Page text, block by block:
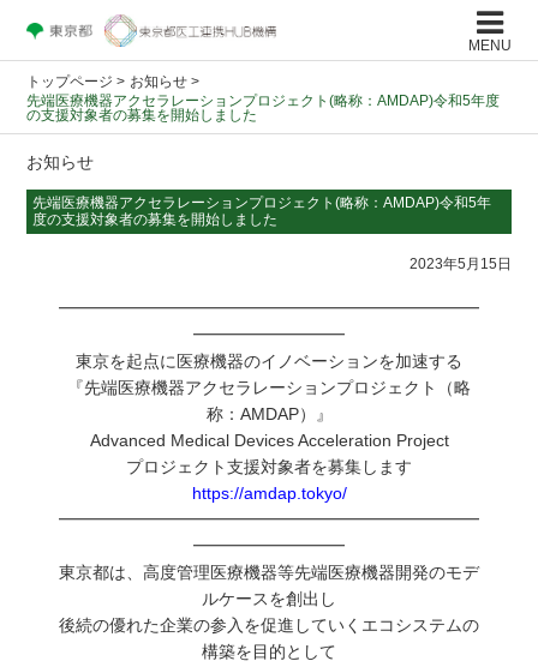
MENU
トップページ > お知らせ >
先端医療機器アクセラレーションプロジェクト(略称：AMDAP)令和5年度
の支援対象者の募集を開始しました
お知らせ
先端医療機器アクセラレーションプロジェクト(略称：AMDAP)令和5年
度の支援対象者の募集を開始しました
2023年5月15日
━━━━━━━━━━━━━━━━━━━━━━━━━
━━━━━━━━━
東京を起点に医療機器のイノベーションを加速する
『先端医療機器アクセラレーションプロジェクト（略
称：AMDAP）』
Advanced Medical Devices Acceleration Project
プロジェクト支援対象者を募集します
https://amdap.tokyo/
━━━━━━━━━━━━━━━━━━━━━━━━━
━━━━━━━━━
東京都は、高度管理医療機器等先端医療機器開発のモデ
ルケースを創出し
後続の優れた企業の参入を促進していくエコシステムの
構築を目的として